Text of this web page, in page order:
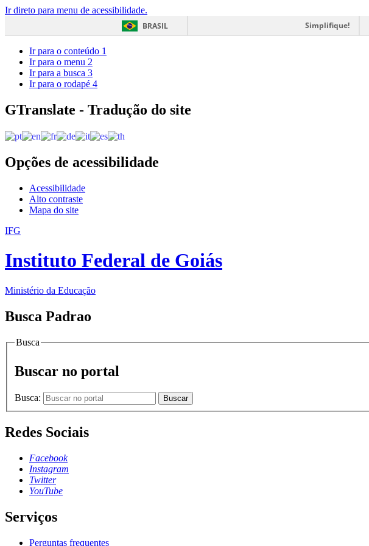
Ir direto para menu de acessibilidade.
BRASIL
Simplifique!
Ir para o conteúdo 1
Ir para o menu 2
Ir para a busca 3
Ir para o rodapé 4
GTranslate - Tradução do site
Opções de acessibilidade
Acessibilidade
Alto contraste
Mapa do site
IFG
Instituto Federal de Goiás
Ministério da Educação
Busca Padrao
Busca
Buscar no portal
Busca: Buscar
Redes Sociais
Facebook
Instagram
Twitter
YouTube
Serviços
Perguntas frequentes